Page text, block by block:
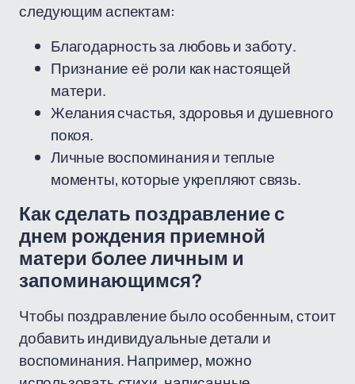
следующим аспектам:
Благодарность за любовь и заботу.
Признание её роли как настоящей
матери.
Желания счастья, здоровья и душевного
покоя.
Личные воспоминания и теплые
моменты, которые укрепляют связь.
Как сделать поздравление с
днем рождения приемной
матери более личным и
запоминающимся?
Чтобы поздравление было особенным, стоит
добавить индивидуальные детали и
воспоминания. Например, можно